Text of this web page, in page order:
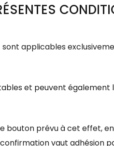
applicables
et peuvent
bouton prévu à cet effet,
vaut adhésion